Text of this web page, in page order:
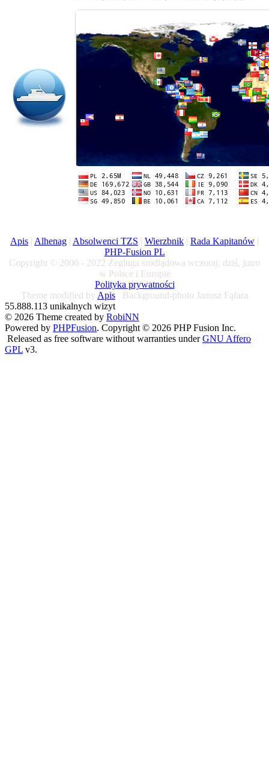
Apis | Alhenag | Absolwenci TZS | Wierzbnik | Rada Kapitanów |
PHP-Fusion PL
Copyright © 2006 - 2022 Żegluga śródlądowa wczoraj, dziś, jutro
w Polsce i Europie
Polityka prywatności
Theme modified by Apis Background-photo Janusz Fąfara
55.888.113 unikalnych wizyt
© 2026 Theme created by RobiNN
Powered by PHPFusion. Copyright © 2026 PHP Fusion Inc.
Released as free software without warranties underGNU Affero
GPL v3.